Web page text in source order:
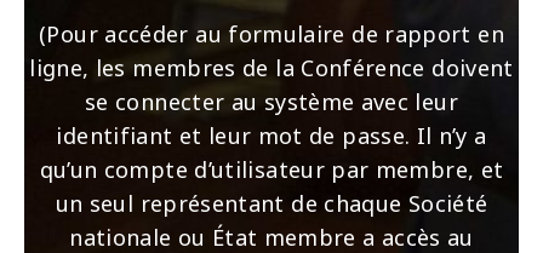
(Pour accéder au formulaire de rapport en
ligne, les membres de la Conférence doivent
se connecter au système avec leur
identifiant et leur mot de passe. Il n’y a
qu’un compte d’utilisateur par membre, et
un seul représentant de chaque Société
nationale ou État membre a accès au